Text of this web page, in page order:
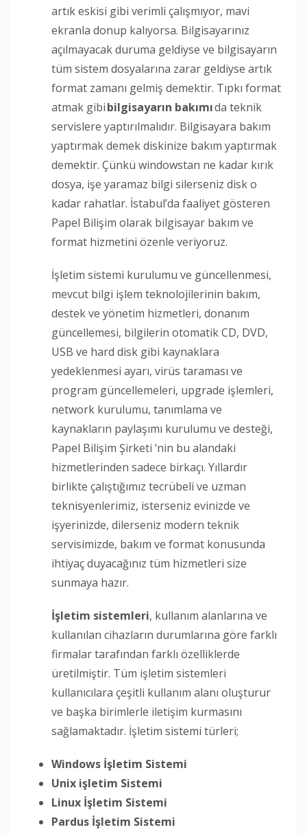
artık eskisi gibi verimli çalışmıyor, mavi
ekranla donup kalıyorsa. Bilgisayarınız
açılmayacak duruma geldiyse ve bilgisayarın
tüm sistem dosyalarına zarar geldiyse artık
format zamanı gelmiş demektir. Tıpkı format
atmak gibibilgisayarın bakımıda teknik
servislere yaptırılmalıdır. Bilgisayara bakım
yaptırmak demek diskinize bakım yaptırmak
demektir. Çünkü windowstan ne kadar kırık
dosya, işe yaramaz bilgi silerseniz disk o
kadar rahatlar. İstabul’da faaliyet gösteren
Papel Bilişim olarak bilgisayar bakım ve
format hizmetini özenle veriyoruz.
İşletim sistemi kurulumu ve güncellenmesi,
mevcut bilgi işlem teknolojilerinin bakım,
destek ve yönetim hizmetleri, donanım
güncellemesi, bilgilerin otomatik CD, DVD,
USB ve hard disk gibi kaynaklara
yedeklenmesi ayarı, virüs taraması ve
program güncellemeleri, upgrade işlemleri,
network kurulumu, tanımlama ve
kaynakların paylaşımı kurulumu ve desteği,
Papel Bilişim Şirketi ‘nin bu alandaki
hizmetlerinden sadece birkaçı. Yıllardır
birlikte çalıştığımız tecrübeli ve uzman
teknisyenlerimiz, isterseniz evinizde ve
işyerinizde, dilerseniz modern teknik
servisimizde, bakım ve format konusunda
ihtiyaç duyacağınız tüm hizmetleri size
sunmaya hazır.
İşletim sistemleri, kullanım alanlarına ve
kullanılan cihazların durumlarına göre farklı
firmalar tarafından farklı özelliklerde
üretilmiştir. Tüm işletim sistemleri
kullanıcılara çeşitli kullanım alanı oluşturur
ve başka birimlerle iletişim kurmasını
sağlamaktadır. İşletim sistemi türleri;
Windows İşletim Sistemi
Unix işletim Sistemi
Linux İşletim Sistemi
Pardus İşletim Sistemi